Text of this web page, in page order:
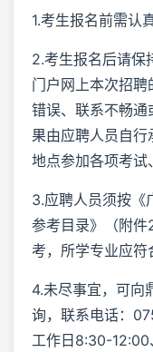
1.考生报名前需认
2.考生报名后请保
门户网上本次招
错误、联系不畅
果由应聘人员自行
地点参加各项考试
3.应聘人员须按《
参考目录》（附
考，所学专业应符
4.未尽事宜，可向
询，联系电话：
工作日8:30-12:00